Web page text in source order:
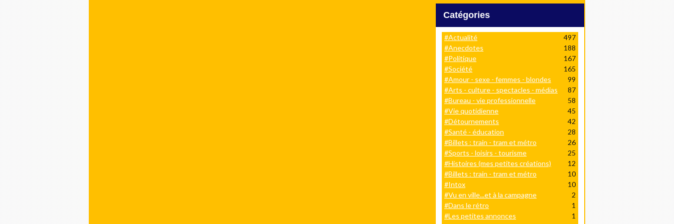
Catégories
#Actualité
497
#Anecdotes
188
#Politique
167
#Société
165
#Amour - sexe - femmes - blondes
99
#Arts - culture - spectacles - médias
87
#Bureau - vie professionnelle
58
#Vie quotidienne
45
#Détournements
42
#Santé - éducation
28
#Billets : train - tram et métro
26
#Sports - loisirs - tourisme
25
#Histoires (mes petites créations)
12
#Billets : train - tram et métro
10
#Intox
10
#Vu en ville...et à la campagne
2
#Dans le rétro
1
#Les petites annonces
1